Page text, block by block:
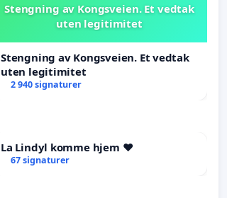
Stengning av Kongsveien. Et vedtak
uten legitimitet
Stengning av Kongsveien. Et vedtak
uten legitimitet
2 940 signaturer
La Lindyl komme hjem ❤️
67 signaturer